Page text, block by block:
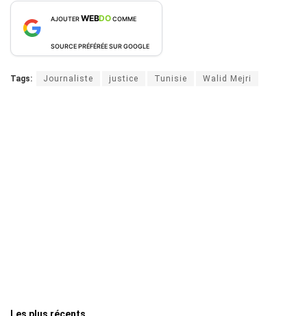
AJOUTERWEBDOCOMME
SOURCE PRÉFÉRÉE SUR GOOGLE
Tags: Journaliste justice Tunisie Walid Mejri
Les plus récents